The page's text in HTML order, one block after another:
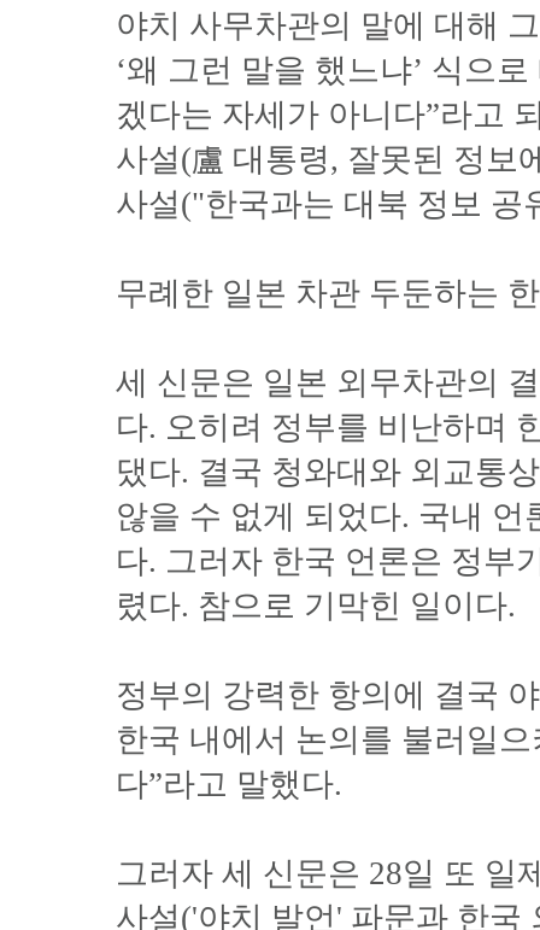
야치 사무차관의 말에 대해
‘왜 그런 말을 했느냐’ 식으
겠다는 자세가 아니다”라고
사설(盧 대통령, 잘못된 정보
사설("한국과는 대북 정보 공
무례한 일본 차관 두둔하는
세 신문은 일본 외무차관의
다. 오히려 정부를 비난하며
댔다. 결국 청와대와 외교통
않을 수 없게 되었다. 국내
다. 그러자 한국 언론은 정부
렸다. 참으로 기막힌 일이다.
정부의 강력한 항의에 결국
한국 내에서 논의를 불러일
다”라고 말했다.
그러자 세 신문은 28일 또 일
사설('야치 발언' 파문과 한국